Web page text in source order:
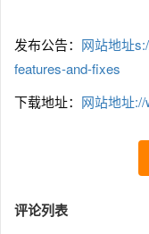
发布公告： 网站地址
features-and-fixes
下载地址： 网站地址
评论列表